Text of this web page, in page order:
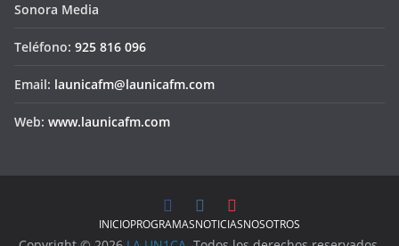
Sonora Media
Teléfono: 925 816 096
Email: launicafm@launicafm.com
Web: www.launicafm.com
INICIOPROGRAMASNOTICIASNOSOTROS